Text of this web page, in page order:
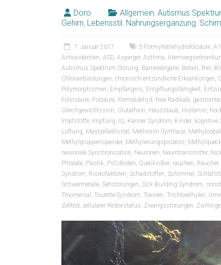
Doro Allgemein, Autismus
Gehirn, Lebensstil, Nahrungsergänzung,
7. Januar 2017 5-Formyltetrahydrofolsäure,
Antioxidantien, ASD, Asperger, Asthma,
Autismus Spektrum Störung, Barriereorgane, Betain, Blei,
Chlorverbindungen, chronisch entzündliche Erkrankungen,
Polymorphismen, Empfängnis, Entgiftungsfähigkeit,
Folinsäure, Folsäure, Formaldehyd , freie Radikale,
Gleichgewichtssinn, Glutathion, Hausstaub, Histamin,
Impfstoffe, Impfung, IQ, Kanner Syndrom, Kinder, kognitive
Lüftung, Mastzellaktivität, Methionin Synthase,
Methylgruppenspender, Methylierungsprozess,
neuronale Synchronisation, Neuronen, Neurotransmitter,
Phtalate, Plastik, PVC-Böden, Quecksilber, rauchen, Raucher,
Syndrom, Risikofaktoren, Schadstoffen, Schimmel ,
Schwermetalle, Sehstörungen, Sick Building Syndrom,
Thiomersal , Tourette-Syndrom, Toxinen, Trichlorethylen,
Zelltod , zellulärer Redoxstatus, Zwangsstörungen, Zwillinge